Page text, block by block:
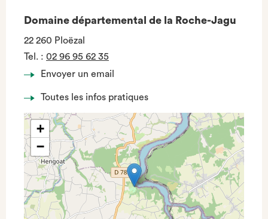
Domaine départemental de la Roche-Jagu
22 260 Ploëzal
Tel. : 02 96 95 62 35
Envoyer un email
Toutes les infos pratiques
+
−